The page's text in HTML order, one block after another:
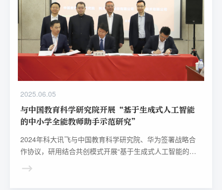
2025.06.05
与中国教育科学研究院开展“基于生成式人工智能
的中小学全能教师助手示范研究”
2024年科大讯飞与中国教育科学研究院、华为签署战略合
作协议，研用结合共创模式开展“基于生成式人工智能的中